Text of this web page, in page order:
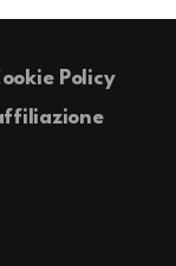
Policy